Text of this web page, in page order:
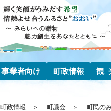
事業者向け 町政情報 観
町政情報 町議会 町民の